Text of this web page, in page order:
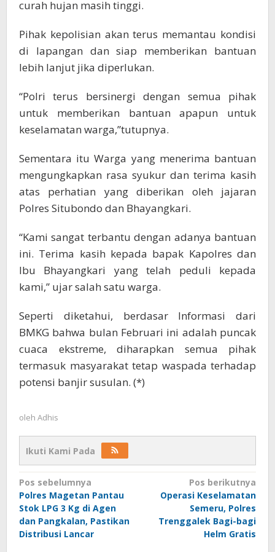
curah hujan masih tinggi.
Pihak kepolisian akan terus memantau kondisi
di lapangan dan siap memberikan bantuan
lebih lanjut jika diperlukan.
“Polri terus bersinergi dengan semua pihak
untuk memberikan bantuan apapun untuk
keselamatan warga,”tutupnya.
Sementara itu Warga yang menerima bantuan
mengungkapkan rasa syukur dan terima kasih
atas perhatian yang diberikan oleh jajaran
Polres Situbondo dan Bhayangkari.
“Kami sangat terbantu dengan adanya bantuan
ini. Terima kasih kepada bapak Kapolres dan
Ibu Bhayangkari yang telah peduli kepada
kami,” ujar salah satu warga.
Seperti diketahui, berdasar Informasi dari
BMKG bahwa bulan Februari ini adalah puncak
cuaca ekstreme, diharapkan semua pihak
termasuk masyarakat tetap waspada terhadap
potensi banjir susulan. (*)
oleh Adhis
Ikuti Kami Pada
Navigasi
pos
Pos sebelumnya
Polres Magetan Pantau
Stok LPG 3 Kg di Agen
dan Pangkalan, Pastikan
Distribusi Lancar
Pos berikutnya
Operasi Keselamatan
Semeru, Polres
Trenggalek Bagi-bagi
Helm Gratis